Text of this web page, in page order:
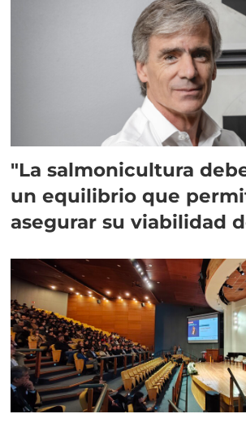
"La salmonicultura
un equilibrio que
asegurar su viabilidad